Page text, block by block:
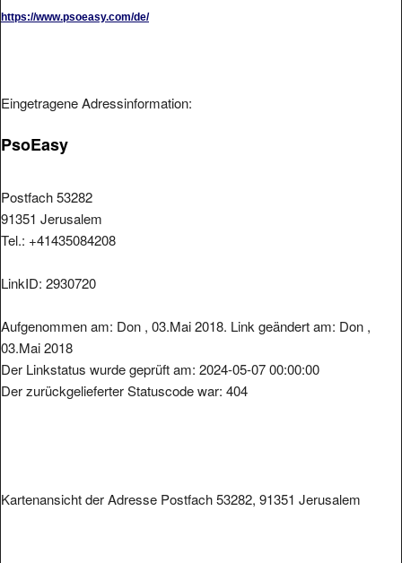
https://www.psoeasy.com/de/
Eingetragene Adressinformation:
PsoEasy
Postfach 53282
91351 Jerusalem
Tel.: +41435084208
LinkID: 2930720
Aufgenommen am: Don , 03.Mai 2018. Link geändert am: Don ,
03.Mai 2018
Der Linkstatus wurde geprüft am: 2024-05-07 00:00:00
Der zurückgelieferter Statuscode war: 404
Kartenansicht der Adresse Postfach 53282, 91351 Jerusalem